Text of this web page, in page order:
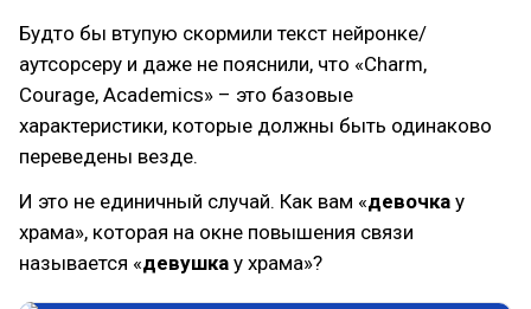
Будто бы втупую скормили текст нейронке/
аутсорсеру и даже не пояснили, что «Charm,
Courage, Academics» – это базовые
характеристики, которые должны быть одинаково
переведены везде.
И это не единичный случай. Как вам «девочка у
храма», которая на окне повышения связи
называется «девушка у храма»?